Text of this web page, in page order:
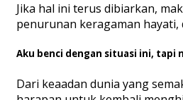
Jika hal ini terus dibiarkan,
penurunan keragaman hayati,
Aku benci dengan situasi ini, tapi
Dari keaadan dunia yang